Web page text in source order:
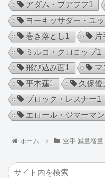
アダム・ブアフフ1
ヨーキッサダー・ユ
巻き落とし1 片
ミルコ・クロコップ1
飛び込み面1 マ
平本蓮1 久保優
ブロック・レスナー1
エロール・ジマーマン
ホーム 空手 減量増量